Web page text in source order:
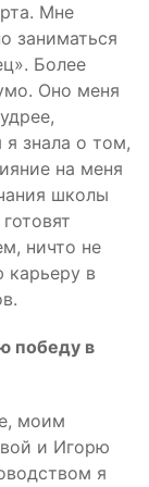
Мне
заниматься
Более
Оно меня
знала о том,
на меня
школы
ничто не
в
победу в
моим
и Игорю
я